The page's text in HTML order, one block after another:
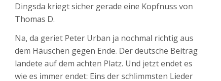
Dingsda kriegt sicher gerade eine Kopfnuss von
Thomas D.
Na, da geriet Peter Urban ja nochmal richtig aus
dem Häuschen gegen Ende. Der deutsche Beitrag
landete auf dem achten Platz. Und jetzt endet es
wie es immer endet: Eins der schlimmsten Lieder